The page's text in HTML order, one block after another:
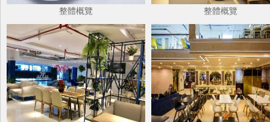
整體概覽 整體概覽